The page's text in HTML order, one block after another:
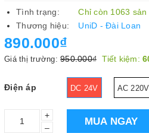
Tình trạng:
Chỉ còn 1063 sản
Thương hiệu:
UniD - Đài Loan
890.000₫
Giá thị trường: 950.000₫ Tiết kiệm:
Điện áp DC 24V AC 220V
+
–
MUA NGAY